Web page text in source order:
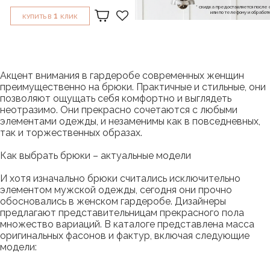
КУПИТЬ В 1 КЛИК
Акцент внимания в гардеробе современных женщин
преимущественно на брюки. Практичные и стильные, они
позволяют ощущать себя комфортно и выглядеть
неотразимо. Они прекрасно сочетаются с любыми
элементами одежды, и незаменимы как в повседневных,
так и торжественных образах.
Как выбрать брюки – актуальные модели
И хотя изначально брюки считались исключительно
элементом мужской одежды, сегодня они прочно
обосновались в женском гардеробе. Дизайнеры
предлагают представительницам прекрасного пола
множество вариаций. В каталоге представлена масса
оригинальных фасонов и фактур, включая следующие
модели:
* скидка предоставляется
или по телефону и